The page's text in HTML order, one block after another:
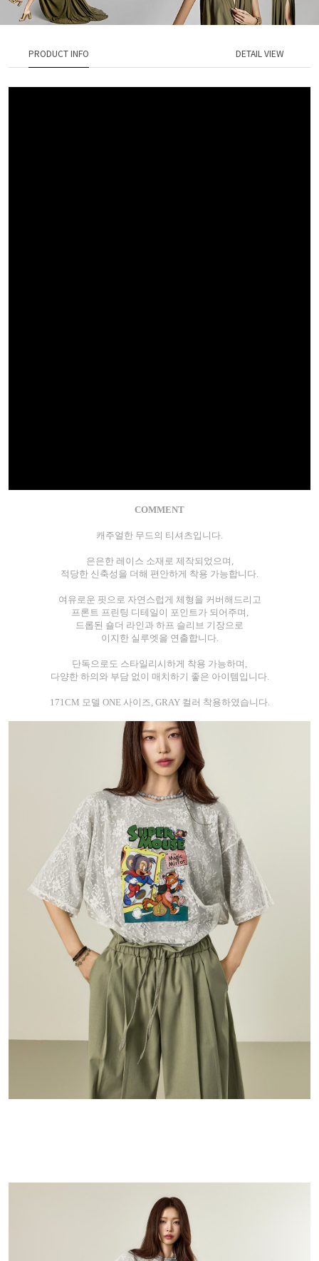
PRODUCT INFO DETAIL VIEW
COMMENT
캐주얼한 무드의 티셔츠입니다.
은은한 레이스 소재로 제작되었으며,
적당한 신축성을 더해 편안하게 착용 가능합니다.
여유로운 핏으로 자연스럽게 체형을 커버해드리고
프론트 프린팅 디테일이 포인트가 되어주며,
드롭된 숄더 라인과 하프 슬리브 기장으로
이지한 실루엣을 연출합니다.
단독으로도 스타일리시하게 착용 가능하며,
다양한 하의와 부담 없이 매치하기 좋은 아이템입니다.
171CM 모델 ONE 사이즈, GRAY 컬러 착용하였습니다.